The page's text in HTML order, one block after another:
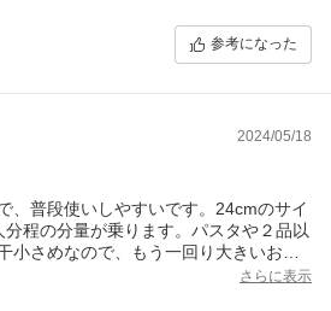
参考になった
2024/05/18
、普段使いしやすいです。24cmのサイ
程の分量が乗ります。パスタや２品以
小さめなので、もう一回り大きいお皿
さらに表示